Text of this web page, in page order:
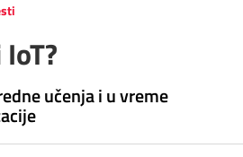
učenja i u vreme